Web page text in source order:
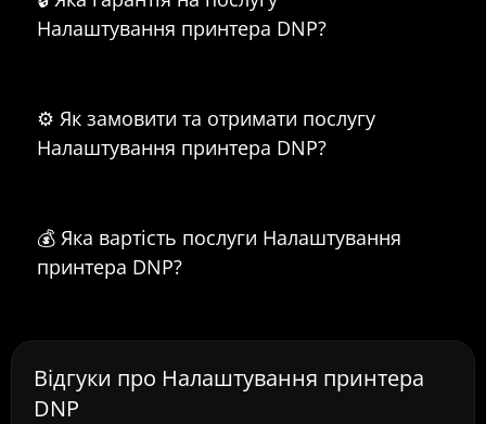
Налаштування принтера DNP?
⚙️ Як замовити та отримати послугу
Налаштування принтера DNP?
💰 Яка вартість послуги Налаштування
принтера DNP?
Відгуки про Налаштування принтера
DNP